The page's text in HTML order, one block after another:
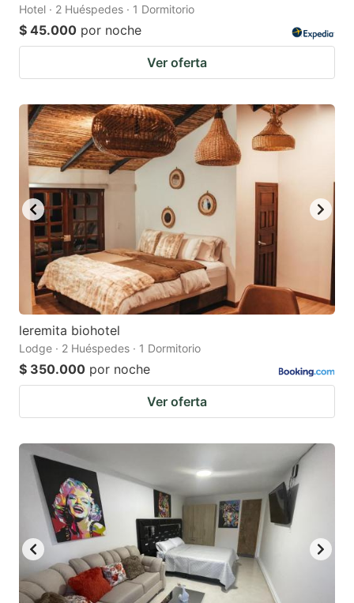
Hotel · 2 Huéspedes · 1 Dormitorio
$ 45.000 por noche
Ver oferta
leremita biohotel
Lodge · 2 Huéspedes · 1 Dormitorio
$ 350.000 por noche
Ver oferta